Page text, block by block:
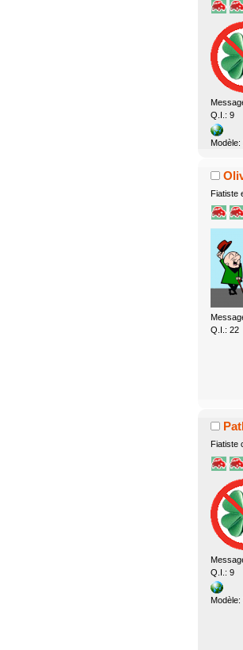
Q.I.: 9
Modèle:
Fiatiste
Q.I.: 22
Fiatiste
Q.I.: 9
Modèle: